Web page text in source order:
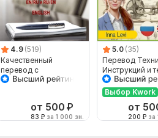
4.9 (519)
Качественный
перевод c
английского или на
от 500 ₽
83 ₽ за 1 000 зн.
5.0 (35)
Перевод
Инструкций и
с Английского
Русский
Выбор Kwork
от
200 ₽ за